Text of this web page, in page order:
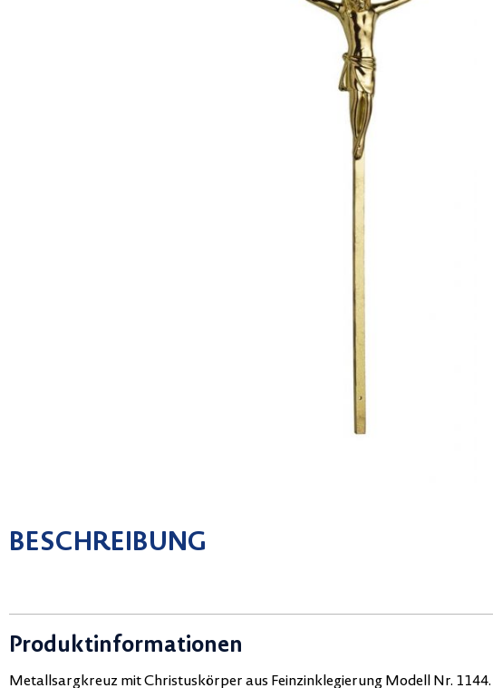
BESCHREIBUNG
Produktinformationen
Metallsargkreuz mit Christuskörper aus Feinzinklegierung Modell Nr.